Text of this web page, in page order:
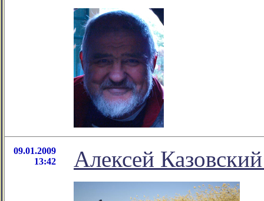
09.01.2009
13:42
Алексей